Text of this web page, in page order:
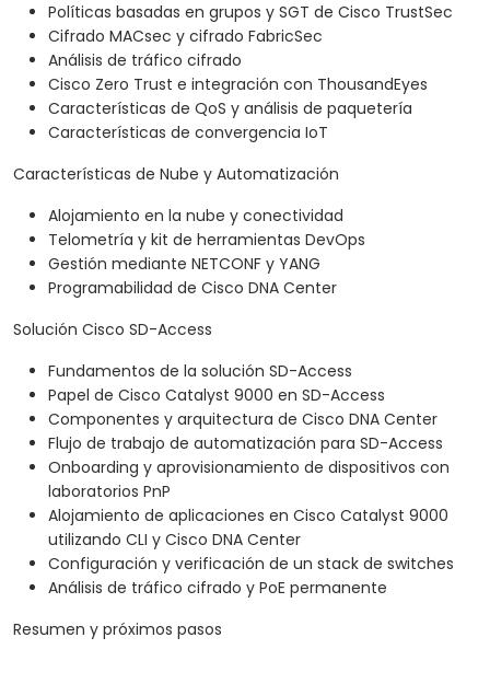
Políticas basadas en grupos y SGT de Cisco TrustSec
Cifrado MACsec y cifrado FabricSec
Análisis de tráfico cifrado
Cisco Zero Trust e integración con ThousandEyes
Características de QoS y análisis de paquetería
Características de convergencia IoT
Características de Nube y Automatización
Alojamiento en la nube y conectividad
Telometría y kit de herramientas DevOps
Gestión mediante NETCONF y YANG
Programabilidad de Cisco DNA Center
Solución Cisco SD-Access
Fundamentos de la solución SD-Access
Papel de Cisco Catalyst 9000 en SD-Access
Componentes y arquitectura de Cisco DNA Center
Flujo de trabajo de automatización para SD-Access
Onboarding y aprovisionamiento de dispositivos con
laboratorios PnP
Alojamiento de aplicaciones en Cisco Catalyst 9000
utilizando CLI y Cisco DNA Center
Configuración y verificación de un stack de switches
Análisis de tráfico cifrado y PoE permanente
Resumen y próximos pasos